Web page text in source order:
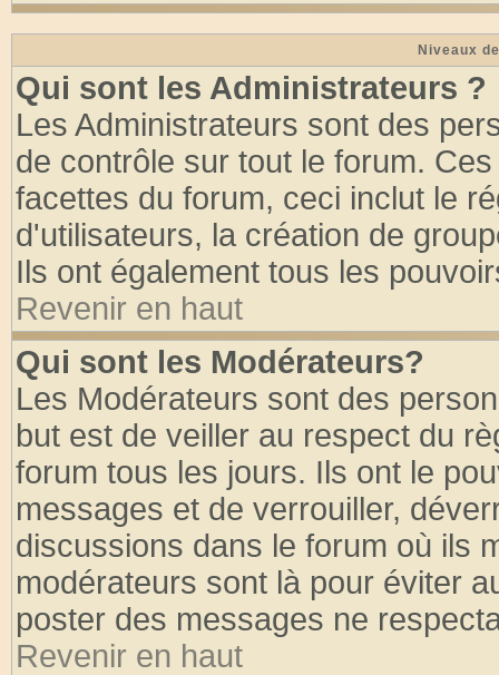
Niveaux
Qui sont les Administrateurs ?
Les Administrateurs sont des
de contrôle sur tout le forum.
facettes du forum, ceci inclut le
d'utilisateurs, la création de
Ils ont également tous les
Revenir en haut
Qui sont les Modérateurs?
Les Modérateurs sont des
but est de veiller au respect du
forum tous les jours. Ils ont le
messages et de verrouiller,
discussions dans le forum où ils
modérateurs sont là pour éviter
poster des messages ne
Revenir en haut